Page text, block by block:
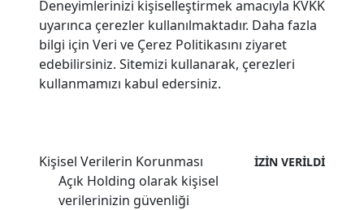
Deneyimlerinizi kişiselleştirmek amacıyla KVKK
uyarınca çerezler kullanılmaktadır. Daha fazla
bilgi için Veri ve Çerez Politikasını ziyaret
edebilirsiniz. Sitemizi kullanarak, çerezleri
kullanmamızı kabul edersiniz.
Kişisel Verilerin Korunması
Açık Holding olarak kişisel
verilerinizin güvenliği
İZİN VERİLDİ